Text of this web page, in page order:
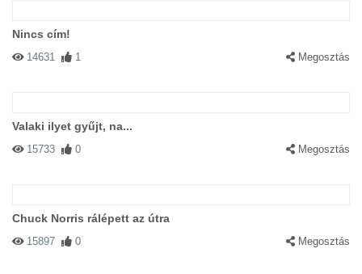
Nincs cím!
14631 1 Megosztás
Valaki ilyet gyűjt, na...
15733 0 Megosztás
Chuck Norris rálépett az útra
15897 0 Megosztás